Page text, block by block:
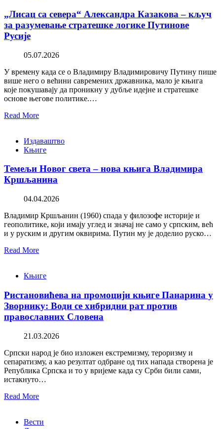
„Лисац са севера“ Александра Казакова – кључ
за разумевање стратешке логике Путинове
Русије
05.07.2026
У времену када се о Владимиру Владимировичу Путину пише
више него о већини савремених државника, мало је књига
које покушавају да проникну у дубље идејне и стратешке
основе његове политике.…
Read More
Издаваштво
Књиге
Темељи Новог света – нова књига Владимира
Кршљанина
04.04.2026
Владимир Кршљанин (1960) спада у филозофе историје и
геополитике, који имају углед и значај не само у српским, већ
и у руским и другим оквирима. Путин му је доделио руско…
Read More
Књиге
Ристановићева на промоцији књиге Панарина у
Зворнику: Води се хибридни рат против
православних Словена
21.03.2026
Српски народ је био изложен екстремизму, тероризму и
сепаратизму, а као резултат одбране од тих напада створена је
Република Српска и то у вријеме када су Срби били сами,
истакнуто…
Read More
Вести